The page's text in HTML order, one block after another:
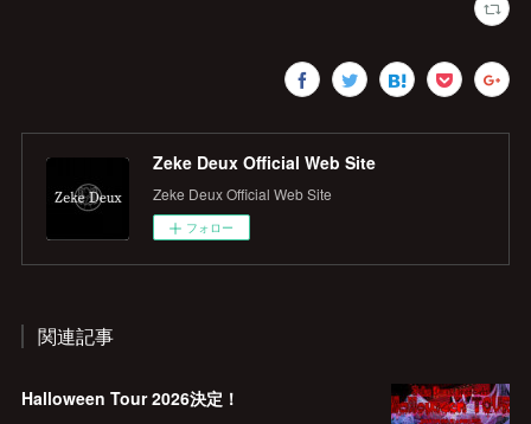
Zeke Deux Official Web Site
Zeke Deux Official Web Site
フォロー
関連記事
Halloween Tour 2026決定！